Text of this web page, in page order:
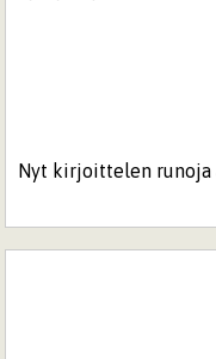
Nyt kirjoittelen runoja